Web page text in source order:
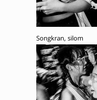
Songkran, silom